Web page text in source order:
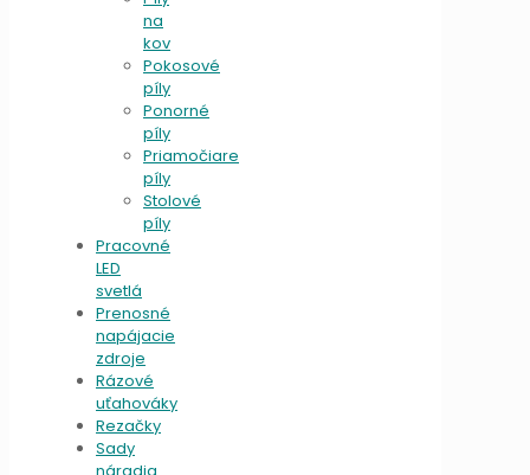
na
kov
Pokosové
píly
Ponorné
píly
Priamočiare
píly
Stolové
píly
Pracovné
LED
svetlá
Prenosné
napájacie
zdroje
Rázové
uťahováky
Rezačky
Sady